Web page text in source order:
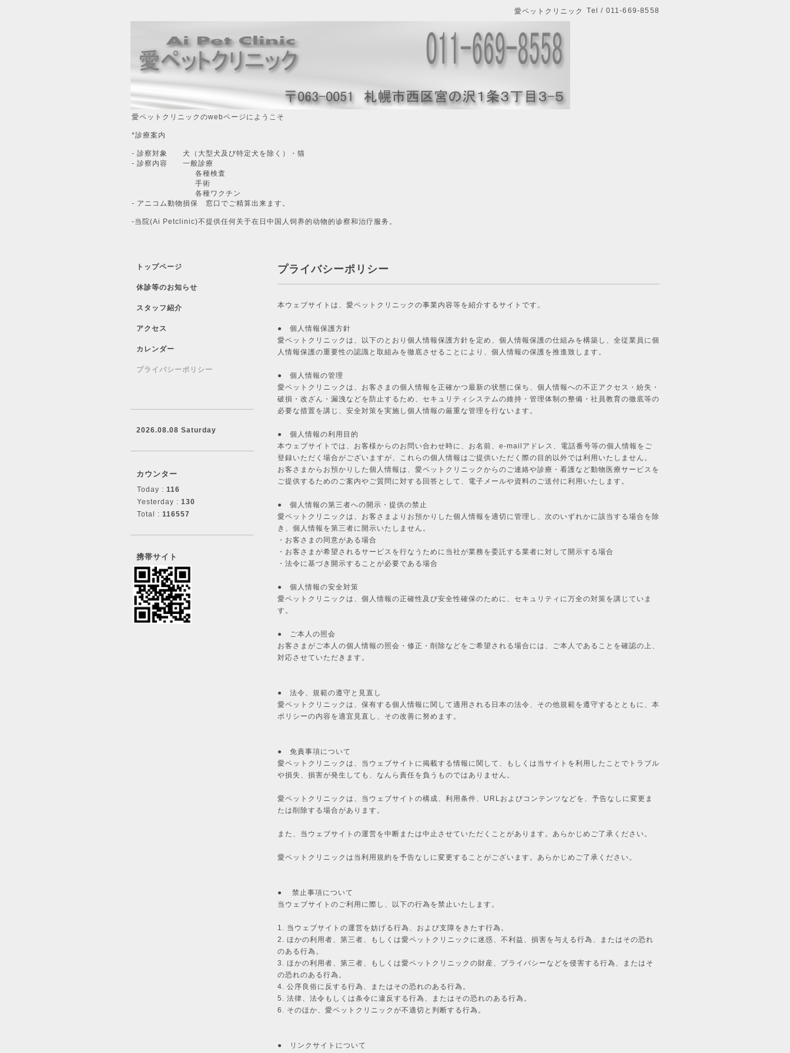
愛ペットクリニック Tel / 011-669-8558
愛ペットクリニックのwebページにようこそ
*診療案内
- 診察対象 犬（大型犬及び特定犬を除く）・猫
- 診察内容 一般診療
各種検査
手術
各種ワクチン
- アニコム動物損保 窓口でご精算出来ます。
-当院(Ai Petclinic)不提供任何关于在日中国人饲养的动物的诊察和治疗服务。
プライバシーポリシー
本ウェブサイトは、愛ペットクリニックの事業内容等を紹介するサイトです。
● 個人情報保護方針
愛ペットクリニックは、以下のとおり個人情報保護方針を定め、個人情報保護の仕組みを構築し、全従業員に個
人情報保護の重要性の認識と取組みを徹底させることにより、個人情報の保護を推進致します。
● 個人情報の管理
愛ペットクリニックは、お客さまの個人情報を正確かつ最新の状態に保ち、個人情報への不正アクセス・紛失・
破損・改ざん・漏洩などを防止するため、セキュリティシステムの維持・管理体制の整備・社員教育の徹底等の
必要な措置を講じ、安全対策を実施し個人情報の厳重な管理を行ないます。
● 個人情報の利用目的
本ウェブサイトでは、お客様からのお問い合わせ時に、お名前、e-mailアドレス、電話番号等の個人情報をご
登録いただく場合がございますが、これらの個人情報はご提供いただく際の目的以外では利用いたしません。
お客さまからお預かりした個人情報は、愛ペットクリニックからのご連絡や診療・看護など動物医療サービスを
ご提供するためのご案内やご質問に対する回答として、電子メールや資料のご送付に利用いたします。
● 個人情報の第三者への開示・提供の禁止
愛ペットクリニックは、お客さまよりお預かりした個人情報を適切に管理し、次のいずれかに該当する場合を除
き、個人情報を第三者に開示いたしません。
・お客さまの同意がある場合
・お客さまが希望されるサービスを行なうために当社が業務を委託する業者に対して開示する場合
・法令に基づき開示することが必要である場合
● 個人情報の安全対策
愛ペットクリニックは、個人情報の正確性及び安全性確保のために、セキュリティに万全の対策を講じていま
す。
● ご本人の照会
お客さまがご本人の個人情報の照会・修正・削除などをご希望される場合には、ご本人であることを確認の上、
対応させていただきます。
● 法令、規範の遵守と見直し
愛ペットクリニックは、保有する個人情報に関して適用される日本の法令、その他規範を遵守するとともに、本
ポリシーの内容を適宜見直し、その改善に努めます。
● 免責事項について
愛ペットクリニックは、当ウェブサイトに掲載する情報に関して、もしくは当サイトを利用したことでトラブル
や損失、損害が発生しても、なんら責任を負うものではありません。
愛ペットクリニックは、当ウェブサイトの構成、利用条件、URLおよびコンテンツなどを、予告なしに変更ま
たは削除する場合があります。
また、当ウェブサイトの運営を中断または中止させていただくことがあります。あらかじめご了承ください。
愛ペットクリニックは当利用規約を予告なしに変更することがございます。あらかじめご了承ください。
● 禁止事項について
当ウェブサイトのご利用に際し、以下の行為を禁止いたします。
1. 当ウェブサイトの運営を妨げる行為、および支障をきたす行為。
2. ほかの利用者、第三者、もしくは愛ペットクリニックに迷惑、不利益、損害を与える行為、またはその恐れ
のある行為。
3. ほかの利用者、第三者、もしくは愛ペットクリニックの財産、プライバシーなどを侵害する行為、またはそ
の恐れのある行為。
4. 公序良俗に反する行為、またはその恐れのある行為。
5. 法律、法令もしくは条令に違反する行為、またはその恐れのある行為。
6. そのほか、愛ペットクリニックが不適切と判断する行為。
● リンクサイトについて
トップページ
休診等のお知らせ
スタッフ紹介
アクセス
カレンダー
プライバシーポリシー
2026.08.08 Saturday
カウンター
Today : 116
Yesterday : 130
Total : 116557
携帯サイト